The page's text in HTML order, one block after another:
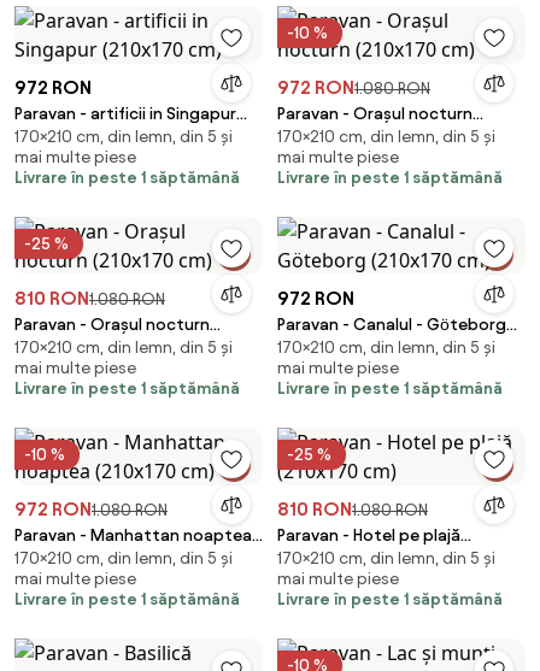
972 RON
Paravan - artificii in Singapur
(210x170 cm)
170×210 cm, din lemn, din 5 și
mai multe piese
Livrare în peste 1 săptămână
-10 %
972 RON1.080 RON
Paravan - Orașul nocturn
(210x170 cm)
170×210 cm, din lemn, din 5 și
mai multe piese
Livrare în peste 1 săptămână
-25 %
810 RON1.080 RON
Paravan - Orașul nocturn
(210x170 cm)
170×210 cm, din lemn, din 5 și
mai multe piese
Livrare în peste 1 săptămână
972 RON
Paravan - Canalul - Göteborg
(210x170 cm)
170×210 cm, din lemn, din 5 și
mai multe piese
Livrare în peste 1 săptămână
-10 %
972 RON1.080 RON
Paravan - Manhattan noaptea
(210x170 cm)
170×210 cm, din lemn, din 5 și
mai multe piese
Livrare în peste 1 săptămână
-25 %
810 RON1.080 RON
Paravan - Hotel pe plajă
(210x170 cm)
170×210 cm, din lemn, din 5 și
mai multe piese
Livrare în peste 1 săptămână
-10 %